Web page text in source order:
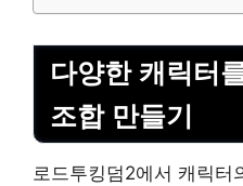
다양한 캐릭터
조합 만들기
로드투킹덤2에서 캐릭터